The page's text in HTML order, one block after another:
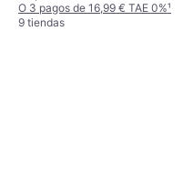
One, Xbox Series S
O 3 pagos de 16,99 € TAE 0%¹
9 tiendas